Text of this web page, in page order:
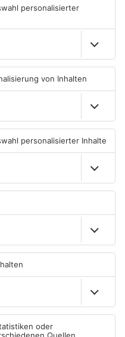
Brände in Seligenstadt,
Waldaschaff und zwischen
Hanau und Kahl
TOPNEWS
Kliniken im Primaveraland
durch Hitze